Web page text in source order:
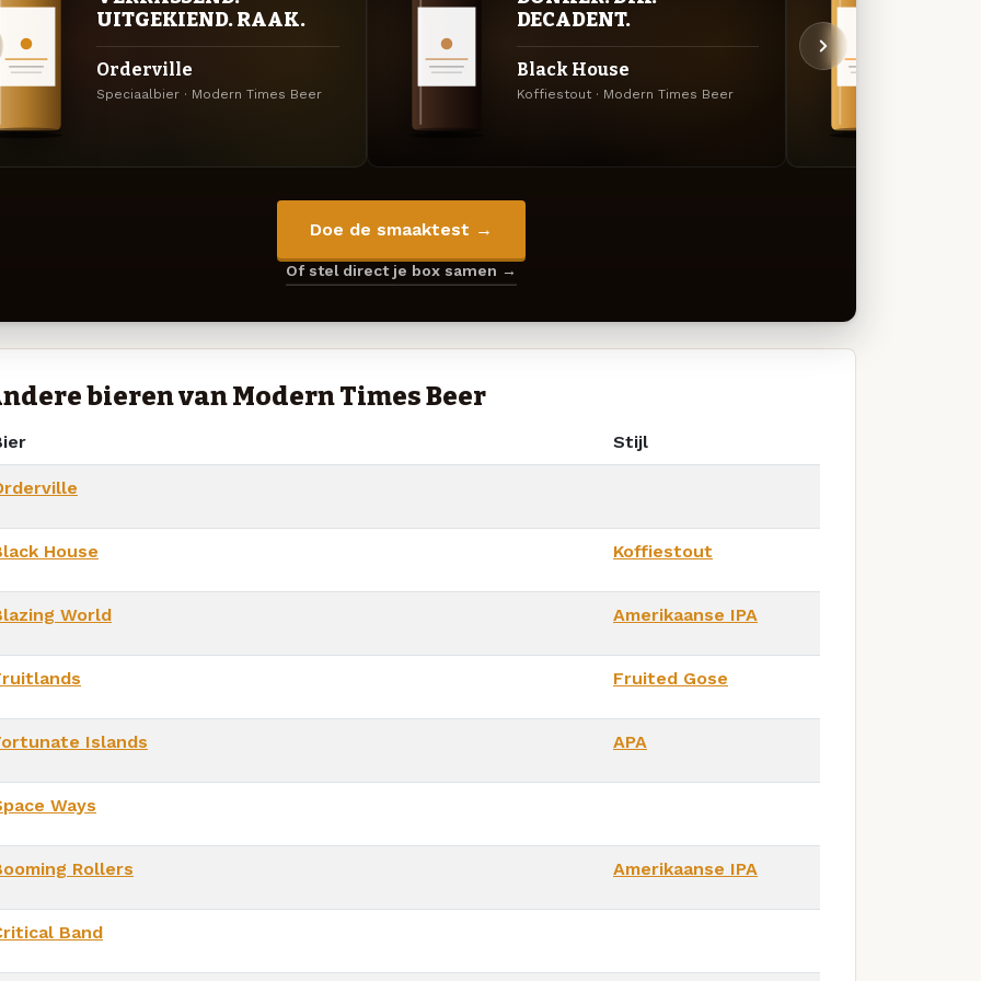
UITGEKIEND. RAAK.
Orderville
Speciaalbier · Modern Times Beer
DECADENT.
Black House
Koffiestout · Modern Times Beer
Doe de smaaktest →
Of stel direct je box samen →
bieren van Modern Times Beer
Stijl
House Koffiestout
World Amerikaanse IPA
Fruited Gose
Islands APA
Ways
Rollers Amerikaanse IPA
Band